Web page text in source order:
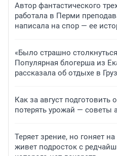
Автор фантастического
работала в Перми
написала на спор — ее
«Было страшно
Популярная блогерша из
рассказала об отдыхе в
Как за август подготовить
потерять урожай — советы
Теряет зрение, но гоняет
живет подросток с